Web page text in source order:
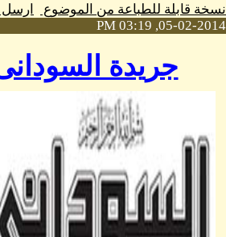
نسخة قابلة للطباعة من الموضوع
05-02-2014, 03:19 PM
جريدة